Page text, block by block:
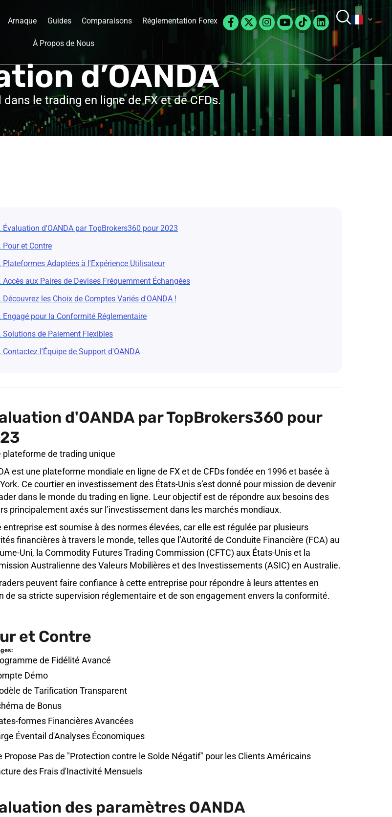
Arnaque Guides Comparaisons Réglementation Forex
À Propos de Nous
Facebook-
f
X-
twitter
Instagram
Youtube
TiktokLinkedin
d’OANDA
le trading en ligne de FX et de CFDs.
Évaluation d'OANDA par TopBrokers360 pour 2023
Pour et Contre
Plateformes Adaptées à l'Expérience Utilisateur
Accès aux Paires de Devises Fréquemment Échangées
Découvrez les Choix de Comptes Variés d'OANDA !
Engagé pour la Conformité Réglementaire
Solutions de Paiement Flexibles
Contactez l'Équipe de Support d'OANDA
d'OANDA par TopBrokers360 pour
plateforme de trading unique
est une plateforme mondiale en ligne de FX et de CFDs fondée en 1996 et basée à
Ce courtier en investissement des États-Unis s’est donné pour mission de devenir
dans le monde du trading en ligne. Leur objectif est de répondre aux besoins des
principalement axés sur l’investissement dans les marchés mondiaux.
entreprise est soumise à des normes élevées, car elle est régulée par plusieurs
financières à travers le monde, telles que l’Autorité de Conduite Financière (FCA) au
Uni, la Commodity Futures Trading Commission (CFTC) aux États-Unis et la
Australienne des Valeurs Mobilières et des Investissements (ASIC) en Australie.
peuvent faire confiance à cette entreprise pour répondre à leurs attentes en
de sa stricte supervision réglementaire et de son engagement envers la conformité.
et Contre
de Fidélité Avancé
Démo
de Tarification Transparent
de Bonus
formes Financières Avancées
Éventail d'Analyses Économiques
Propose Pas de "Protection contre le Solde Négatif" pour les Clients Américains
des Frais d'Inactivité Mensuels
des paramètres OANDA